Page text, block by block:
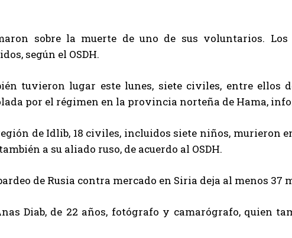
sobre la muerte de uno de sus voluntarios. Los
según el OSDH.
tuvieron lugar este lunes, siete civiles, entre ellos
por el régimen en la provincia norteña de Hama,
de Idlib, 18 civiles, incluidos siete niños, murieron
a su aliado ruso, de acuerdo al OSDH.
Diab, de 22 años, fotógrafo y camarógrafo, quien